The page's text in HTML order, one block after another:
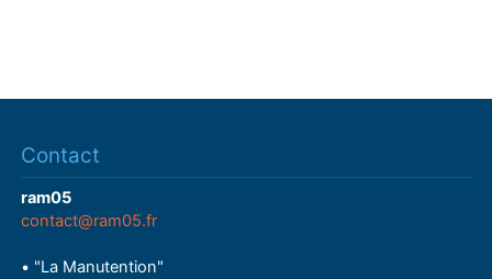
Contact
ram05
contact@ram05.fr
• "La Manutention"